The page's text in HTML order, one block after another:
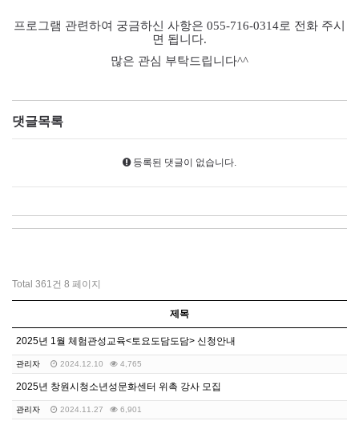
프로그램 관련하여 궁금하신 사항은 055-716-0314로 전화 주시
면 됩니다.
많은 관심 부탁드립니다^^
댓글목록
등록된 댓글이 없습니다.
Total 361건 8 페이지
제목
2025년 1월 체험관성교육<토요도담도담> 신청안내
관리자 2024.12.10 4,765
2025년 창원시청소년성문화센터 위촉 강사 모집
관리자 2024.11.27 6,901